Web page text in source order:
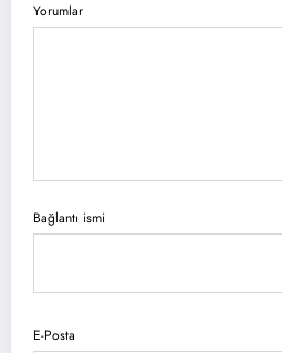
Yorumlar
Bağlantı ismi
E-Posta